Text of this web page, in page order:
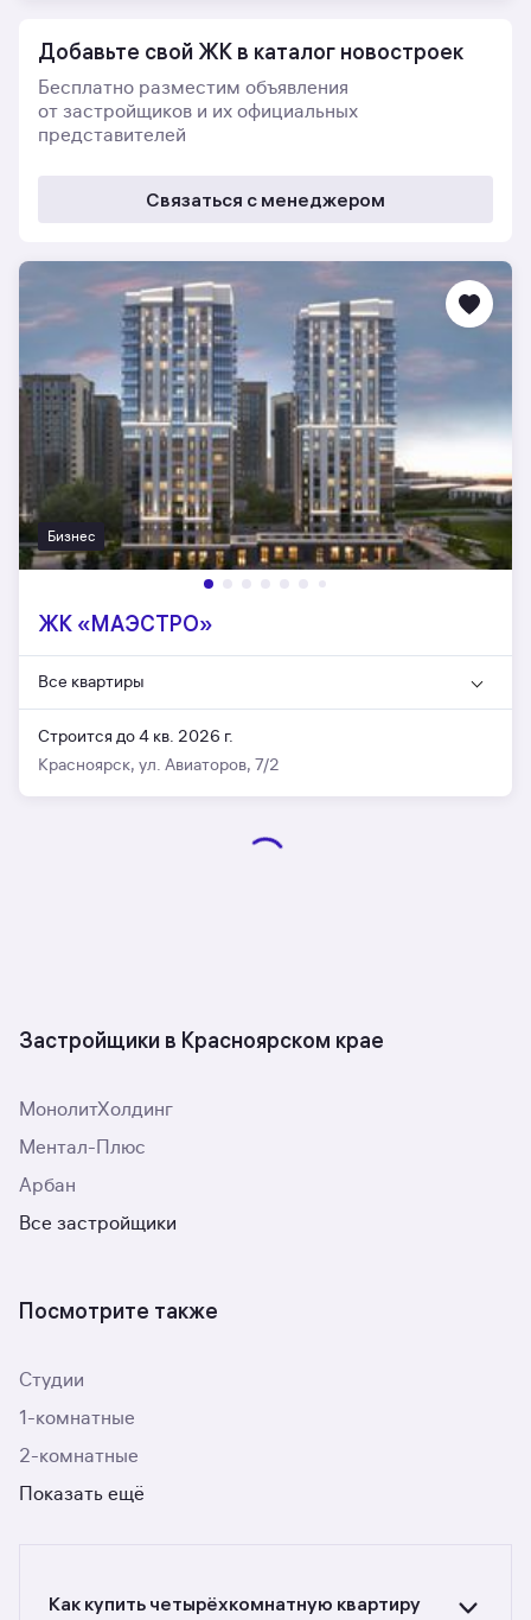
Добавьте свой ЖК в каталог новостроек
Бесплатно разместим объявления
от застройщиков и их официальных
представителей
Связаться с менеджером
Бизнес
ЖК «МАЭСТРО»
Все квартиры
Строится до 4 кв. 2026 г.
Красноярск, ул. Авиаторов, 7/2
Застройщики в Красноярском крае
МонолитХолдинг
Ментал-Плюс
Арбан
Все застройщики
Посмотрите также
Студии
1-комнатные
2-комнатные
Показать ещё
Как купить четырёхкомнатную квартиру